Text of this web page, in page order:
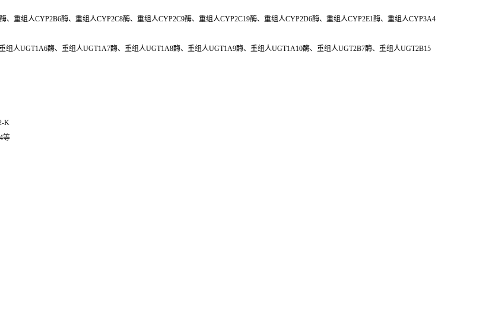
重组人CYP2B6酶、重组人CYP2C8酶、重组人CYP2C9酶、重组人CYP2C19酶、重组人CYP2D6酶、重组人CYP2E1酶、重组人CYP3A4
人UGT1A6酶、重组人UGT1A7酶、重组人UGT1A8酶、重组人UGT1A9酶、重组人UGT1A10酶、重组人UGT2B7酶、重组人UGT2B15
K
等